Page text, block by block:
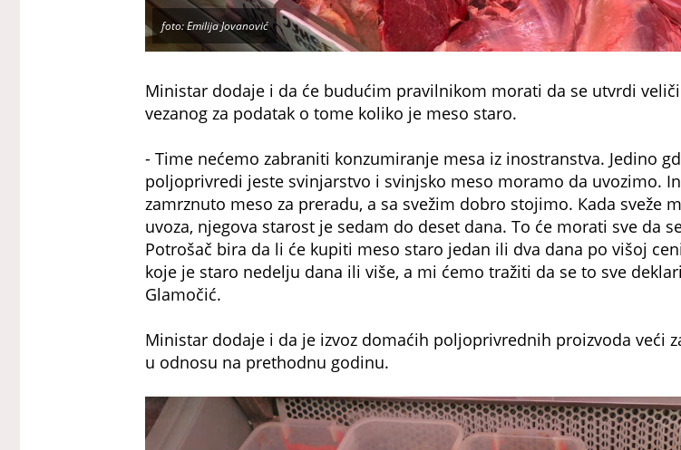
foto: Emilija Jovanović
Ministar dodaje i da će budućim pravilnikom morati da se utvrdi
vezanog za podatak o tome koliko je meso staro.
- Time nećemo zabraniti konzumiranje mesa iz inostranstva. Jedino
poljoprivredi jeste svinjarstvo i svinjsko meso moramo da uvozimo.
zamrznuto meso za preradu, a sa svežim dobro stojimo. Кada sveže
uvoza, njegova starost je sedam do deset dana. To će morati sve da
Potrošač bira da li će kupiti meso staro jedan ili dva dana po višoj
koje je staro nedelju dana ili više, a mi ćemo tražiti da se to sve
Glamočić.
Ministar dodaje i da je izvoz domaćih poljoprivrednih proizvoda veći
u odnosu na prethodnu godinu.